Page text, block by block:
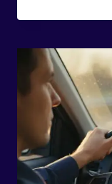
É
DO
COMO
ESSE
A